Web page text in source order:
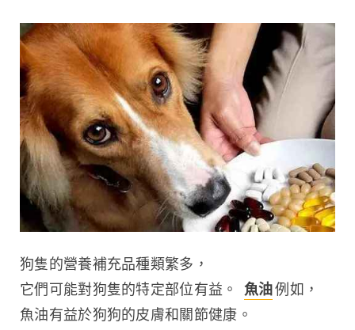
狗隻的營養補充品種類繁多，
它們可能對狗隻的特定部位有益。
魚油例如，
魚油有益於狗狗的皮膚和關節健康。